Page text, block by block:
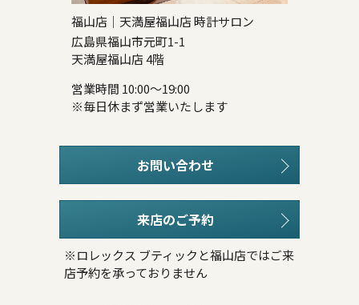
福山店｜天満屋福山店 時計サロン
広島県福山市元町1-1
天満屋福山店 4階
営業時間 10:00～19:00
※毎日休まず営業いたします
お問い合わせ
来店のご予約
※ロレックス ブティックと福山店ではご来
店予約を承っておりません